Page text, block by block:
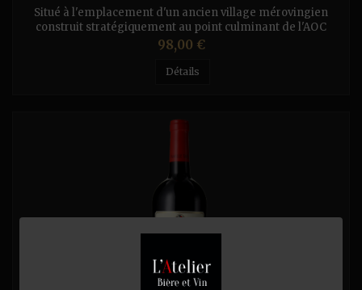
Situé à l'emplacement d'un ancien village mérovingien
construit stratégiquement au point culminant de l'AOC
Bandol, à plus de 400m d'altitude, le vignoble est conduit
en bio. Ce Bandol rouge 2017 a été extrait en douceur lui
conférant une texture suave et concentrée. Ce vin structuré
Prix
98,00 €
Détails